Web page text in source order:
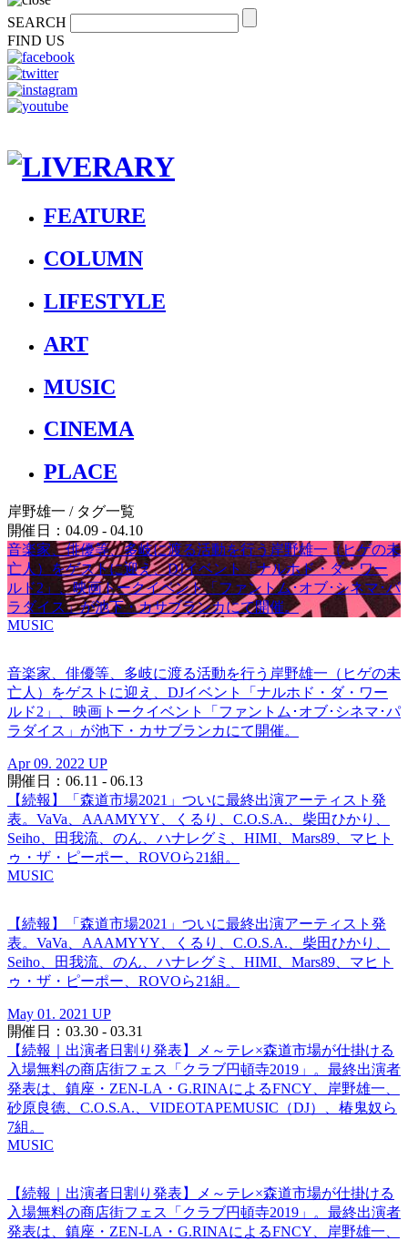
SEARCH
FIND US
FEATURE
COLUMN
LIFESTYLE
ART
MUSIC
CINEMA
PLACE
岸野雄一 / タグ一覧
開催日：04.09 - 04.10
音楽家、俳優等、多岐に渡る活動を行う岸野雄一（ヒゲの未
亡人）をゲストに迎え、DJイベント「ナルホド・ダ・ワー
ルド2」、映画トークイベント「ファントム･オブ･シネマ･パ
ラダイス」が池下・カサブランカにて開催。
MUSIC
音楽家、俳優等、多岐に渡る活動を行う岸野雄一（ヒゲの未
亡人）をゲストに迎え、DJイベント「ナルホド・ダ・ワー
ルド2」、映画トークイベント「ファントム･オブ･シネマ･パ
ラダイス」が池下・カサブランカにて開催。
Apr 09. 2022 UP
開催日：06.11 - 06.13
【続報】「森道市場2021」ついに最終出演アーティスト発
表。VaVa、AAAMYYY、くるり、C.O.S.A.、柴田ひかり、
Seiho、田我流、のん、ハナレグミ、HIMI、Mars89、マヒト
ゥ・ザ・ピーポー、ROVOら21組。
MUSIC
【続報】「森道市場2021」ついに最終出演アーティスト発
表。VaVa、AAAMYYY、くるり、C.O.S.A.、柴田ひかり、
Seiho、田我流、のん、ハナレグミ、HIMI、Mars89、マヒト
ゥ・ザ・ピーポー、ROVOら21組。
May 01. 2021 UP
開催日：03.30 - 03.31
【続報｜出演者日割り発表】メ～テレ×森道市場が仕掛ける
入場無料の商店街フェス「クラブ円頓寺2019」。最終出演者
発表は、鎮座・ZEN-LA・G.RINAによるFNCY、岸野雄一、
砂原良徳、C.O.S.A.、VIDEOTAPEMUSIC（DJ）、椿鬼奴ら
7組。
MUSIC
【続報｜出演者日割り発表】メ～テレ×森道市場が仕掛ける
入場無料の商店街フェス「クラブ円頓寺2019」。最終出演者
発表は、鎮座・ZEN-LA・G.RINAによるFNCY、岸野雄一、